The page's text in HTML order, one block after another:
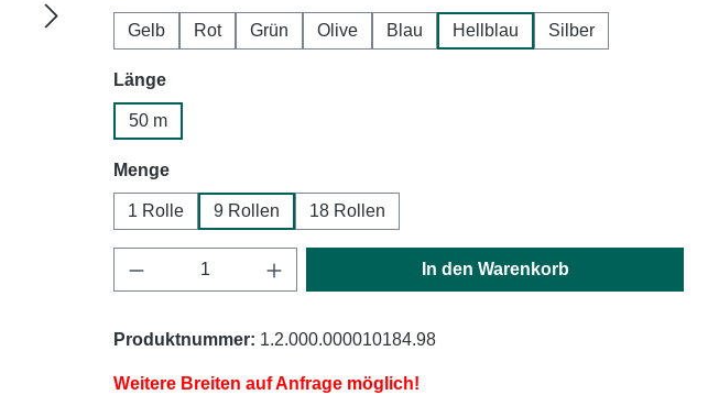
Gelb Rot Grün Olive Blau Hellblau Silber
Längeauswählen
50 m
Mengeauswählen
1 Rolle 9 Rollen 18 Rollen
Produkt Anzahl: Gib den gewünschten Wert ein
In den Warenkorb
Produktnummer: 1.2.000.000010184.98
Weitere Breiten auf Anfrage möglich!